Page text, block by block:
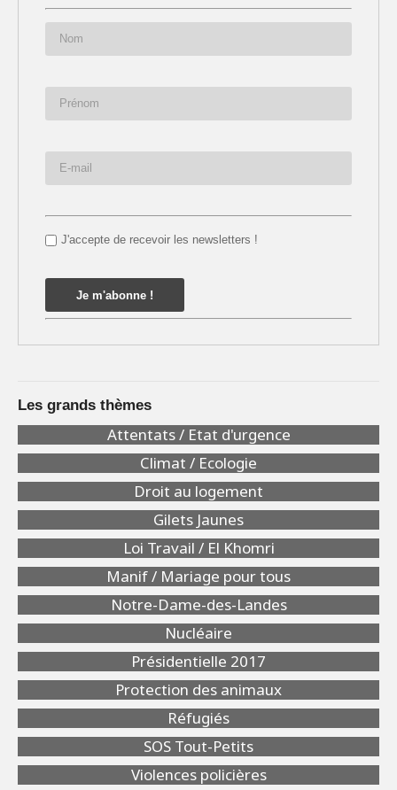
J'accepte de recevoir les newsletters !
Les grands thèmes
Attentats / Etat d'urgence
Climat / Ecologie
Droit au logement
Gilets Jaunes
Loi Travail / El Khomri
Manif / Mariage pour tous
Notre-Dame-des-Landes
Nucléaire
Présidentielle 2017
Protection des animaux
Réfugiés
SOS Tout-Petits
Violences policières